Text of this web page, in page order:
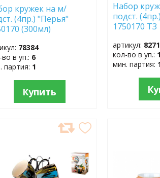
кружек на м/
(4пр.) "Перья"
(300мл)
78384
в уп.: 6
партия: 1
Купить
Набор
подст.
1750170 ТЗ
артикул:
кол-во в уп.: 1
мин. партия: